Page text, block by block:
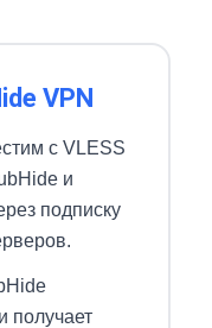
VPN
с VLESS
и
подписку
получает